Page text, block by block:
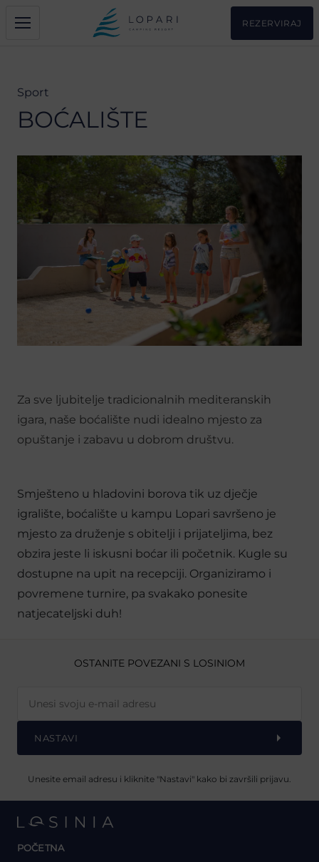
REZERVIRAJ
Sport
BOĆALIŠTE
Za sve ljubitelje tradicionalnih mediteranskih
igara, naše boćalište nudi idealno mjesto za
opuštanje i zabavu u dobrom društvu.
Smješteno u hladovini borova tik uz dječje
igralište, boćalište u kampu Lopari savršeno je
mjesto za druženje s obitelji i prijateljima, bez
obzira jeste li iskusni boćar ili početnik. Kugle su
dostupne na upit na recepciji. Organiziramo i
povremene turnire, pa svakako ponesite
natjecateljski duh!
OSTANITE POVEZANI S LOSINIOM
NASTAVI
Unesite email adresu i kliknite "Nastavi" kako bi završili prijavu.
POČETNA